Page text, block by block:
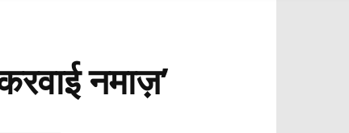
नमाज़’